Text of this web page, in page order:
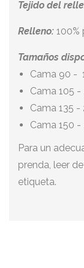
Tejido del
Relleno: 100%
Tamaños
Cama 90 -
Cama 105
Cama 135
Cama 150
Para un
prenda, leer
etiqueta.